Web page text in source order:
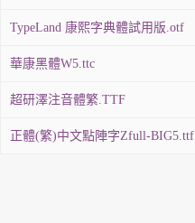
TypeLand 康熙字典體試用版.otf
華康黑體W5.ttc
超研澤注音體繁.TTF
正體(繁)中文點陣字Zfull-BIG5.ttf